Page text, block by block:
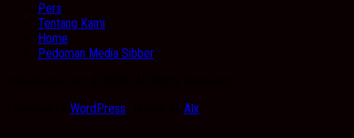
Pers
Tentang Kami
Home
Pedoman Media Sibber
WordPress Alx